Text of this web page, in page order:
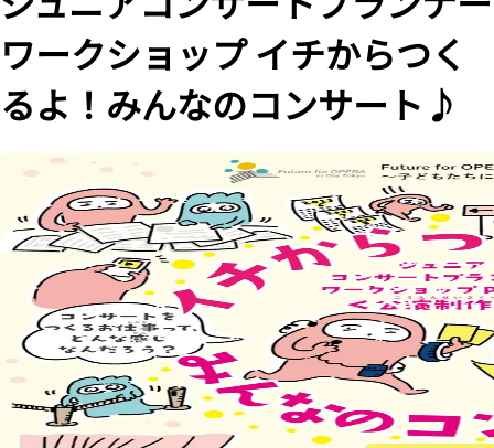
ワークショップ イチからつく
るよ！みんなのコンサート♪